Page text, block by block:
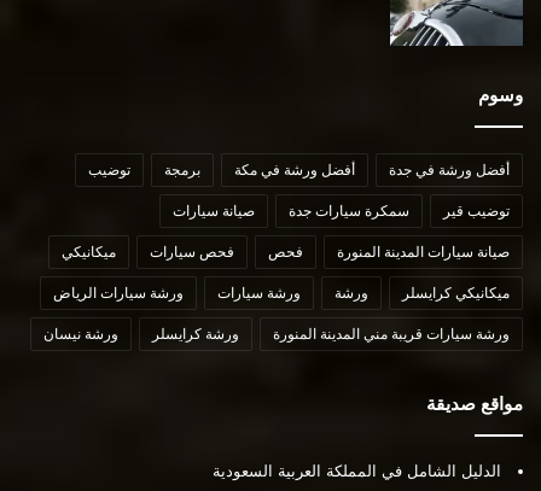
وسوم
أفضل ورشة في جدة أفضل ورشة في مكة برمجة توضيب
توضيب قير سمكرة سيارات جدة صيانة سيارات
صيانة سيارات المدينة المنورة فحص فحص سيارات ميكانيكي
ميكانيكي كرايسلر ورشة ورشة سيارات ورشة سيارات الرياض
ورشة سيارات قريبة مني المدينة المنورة ورشة كرايسلر ورشة نيسان
مواقع صديقة
الدليل الشامل في المملكة العربية السعودية